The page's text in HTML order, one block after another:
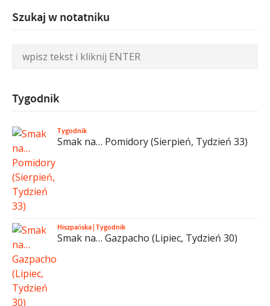
Szukaj w notatniku
Tygodnik
Tygodnik
Smak na… Pomidory (Sierpień, Tydzień 33)
Hiszpańska|Tygodnik
Smak na… Gazpacho (Lipiec, Tydzień 30)